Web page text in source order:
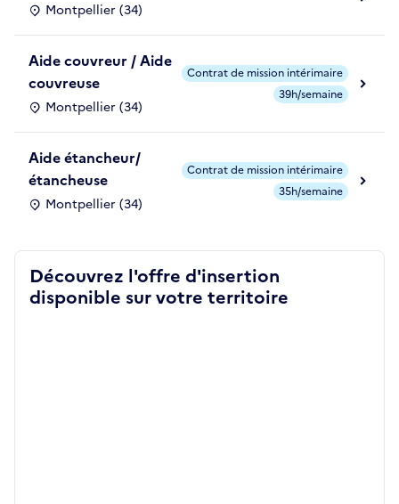
Montpellier (34)
Aide couvreur / Aide
couvreuse
Montpellier (34)
Contrat de mission intérimaire
39h/semaine
Aide étancheur/
étancheuse
Montpellier (34)
Contrat de mission intérimaire
35h/semaine
Découvrez l'offre d'insertion
disponible sur votre territoire